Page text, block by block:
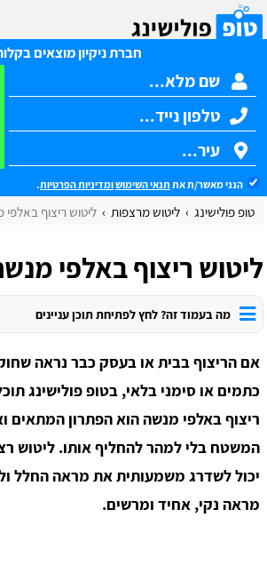
חברת ניקיון מוצאים
הנני מאשר/ת את תנאי השימושומדיניות הפרטיות.
טופ פולישינג ליטוש מרצפות ליטוש ריצוף
ליטוש ריצוף באלפי
מה בעמוד זה? לחץ לפתיחת תוכן עניינים
אם הריצוף בבית או בעסק כבר נראה
כתמים או סימני בלאי, בטופ פולישינג
ריצוף באלפי מנשה הוא הפתרון
המשטח בלי למהר להחליף אותו. ליטוש
יכול לשדרג משמעותית את מראה החלל
מראה נקי, אחיד ומרשים.